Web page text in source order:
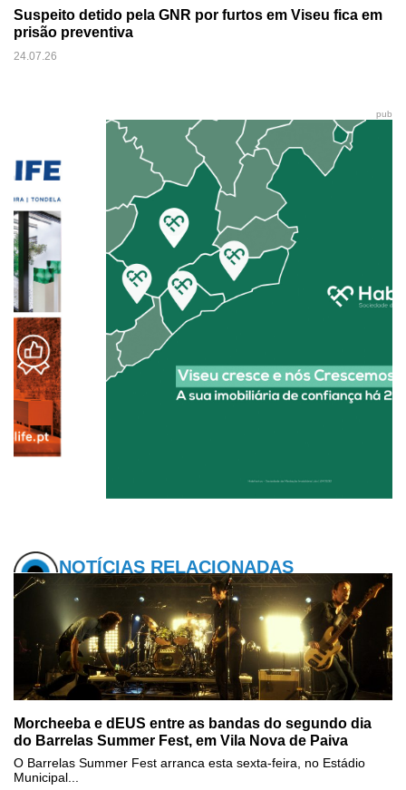
Suspeito detido pela GNR por furtos em Viseu fica em
prisão preventiva
24.07.26
pub
NOTÍCIAS RELACIONADAS
Morcheeba e dEUS entre as bandas do segundo dia
do Barrelas Summer Fest, em Vila Nova de Paiva
O Barrelas Summer Fest arranca esta sexta-feira, no Estádio
Municipal...